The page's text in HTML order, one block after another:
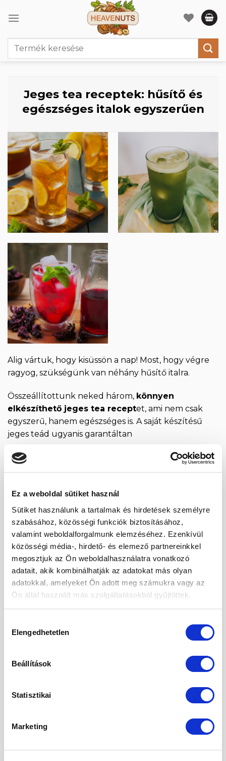
Ez a weboldal sütiket használ
Sütiket használunk a tartalmak és hirdetések személyre
szabásához, közösségi funkciók biztosításához,
valamint weboldalforgalmunk elemzéséhez. Ezenkívül
közösségi média-, hirdető- és elemező partnereinkkel
megosztjuk az Ön weboldalhasználatra vonatkozó
adatait, akik kombinálhatják az adatokat más olyan
adatokkal, amelyeket Ön adott meg számukra vagy az
Ön által használt más szolgáltatásokból gyűjtöttek.
kiválasztása
Elengedhetetlen
Beállítások
Statisztikai
Marketing
Keresés
Jeges tea receptek: hűsítő és
egészséges italok egyszerűen
Alig vártuk, hogy kisüssön a nap! Most, hogy végre
ragyog, szükségünk van néhány hűsítő italra.
Összeállítottunk neked három, könnyen
elkészíthető jeges tea receptet, ami nem csak
egyszerű, hanem egészséges is. A saját készítésű
jeges teád ugyanis garantáltan
cukormentes,
adalékanyagmentes,
alacsony kalóriatartalmú,
és magában hordozza az elkészítésekor használt
gyógynövények hasznos alkotóelemeit.
Add meg az e-mail címed, és máris küldjük
neked a recepteket!
üzemeltetője marketing jellegű üzeneteket
Megismertem és elfogadom az
Adatvédelmi